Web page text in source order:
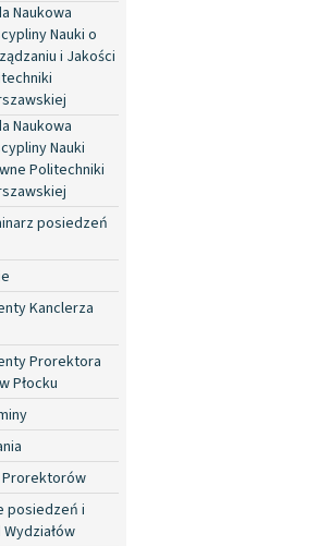
Naukowa
Nauki o
i Jakości
Naukowa
Nauki
Politechniki
posiedzeń
Kanclerza
Prorektora
Płocku
posiedzeń i
Wydziałów